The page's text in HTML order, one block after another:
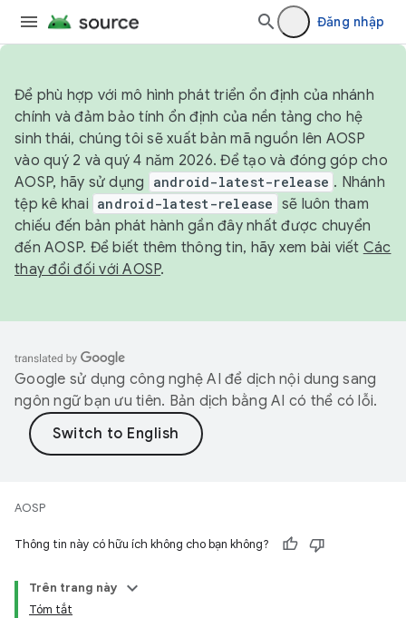
Đăng nhập
Để phù hợp với mô hình phát triển ổn định của nhánh
chính và đảm bảo tính ổn định của nền tảng cho hệ
sinh thái, chúng tôi sẽ xuất bản mã nguồn lên AOSP
vào quý 2 và quý 4 năm 2026. Để tạo và đóng góp cho
AOSP, hãy sử dụng
android-latest-release . Nhánh
tệp kê khai android-latest-release sẽ luôn tham
chiếu đến bản phát hành gần đây nhất được chuyển
đến AOSP. Để biết thêm thông tin, hãy xem bài viết Các
thay đổi đối với AOSP.
Google sử dụng công nghệ AI để dịch nội dung sang
ngôn ngữ bạn ưu tiên. Bản dịch bằng AI có thể có lỗi.
AOSP
Thông tin này có hữu ích không cho bạn không?
Trên trang này
Tóm tắt